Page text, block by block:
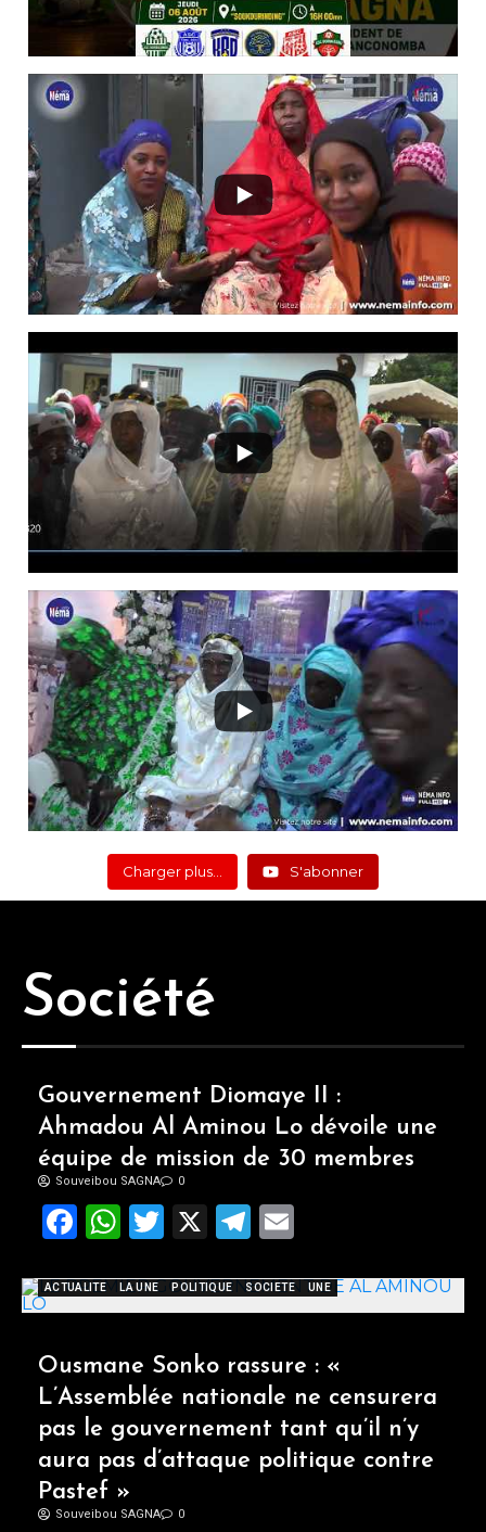
Charger plus… S'abonner
Société
ACTUALITE LA UNE POLITIQUE SOCIETE UNE
Gouvernement Diomaye II :
Ahmadou Al Aminou Lo dévoile une
équipe de mission de 30 membres
Souveibou SAGNA 0
Facebook
WhatsApp
Twitter
X Telegram
Ousmane Sonko rassure : «
L’Assemblée nationale ne censurera
pas le gouvernement tant qu’il n’y
aura pas d’attaque politique contre
Pastef »
Souveibou SAGNA 0